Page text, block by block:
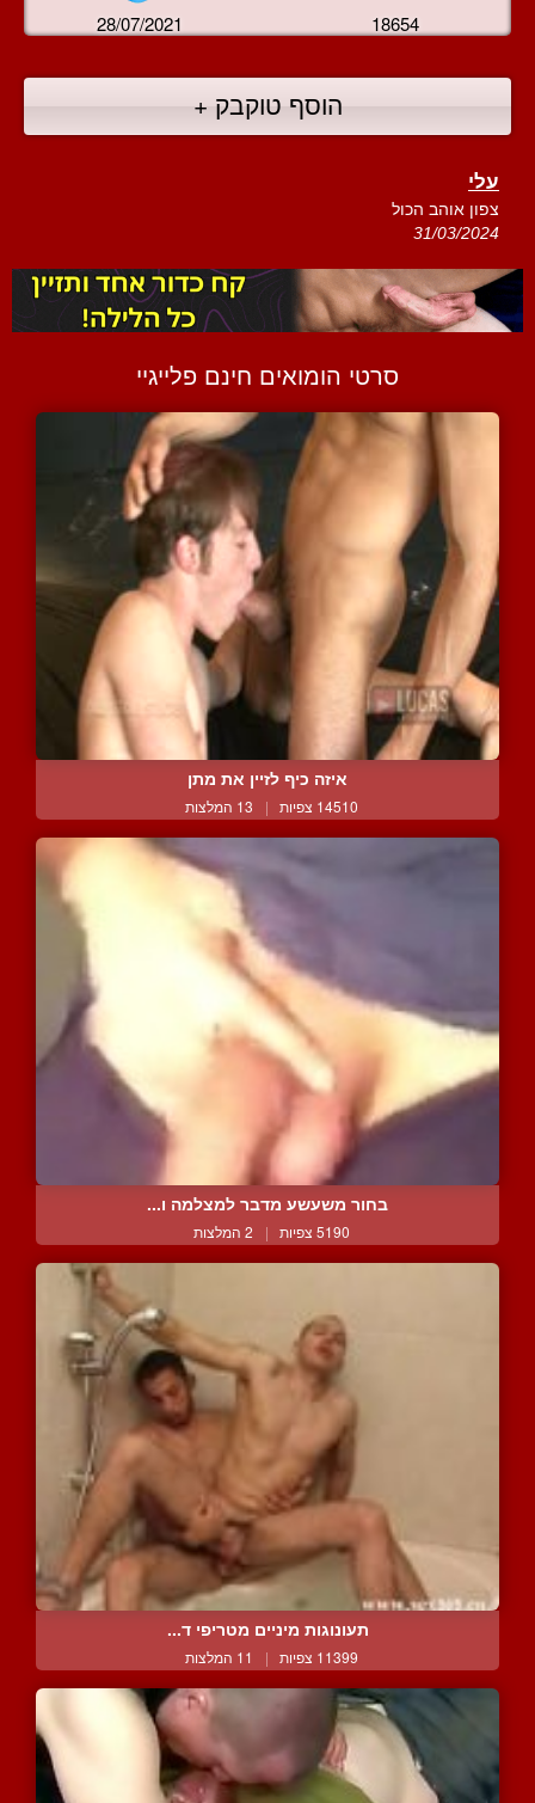
28/07/2021 18654
הוסף טוקבק +
עלי
צפון אוהב הכול
31/03/2024
סרטי הומואים חינם פלייגיי
איזה כיף לזיין את מתן
14510 צפיות | 13 המלצות
בחור משעשע מדבר למצלמה ו...
5190 צפיות | 2 המלצות
תעונוגות מיניים מטריפי ד...
11399 צפיות | 11 המלצות